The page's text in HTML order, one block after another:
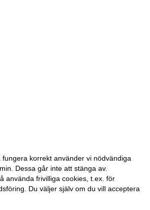
korrekt använder vi nödvändiga
Dessa går inte att stänga av.
använda frivilliga cookies, t.ex. för
Du väljer själv om du vill acceptera